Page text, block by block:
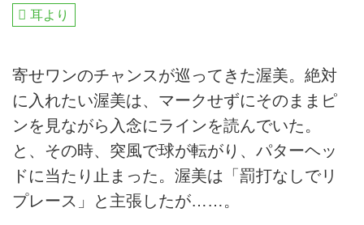
耳より
寄せワンのチャンスが巡ってきた渥美。絶対
に入れたい渥美は、マークせずにそのままピ
ンを見ながら入念にラインを読んでいた。
と、その時、突風で球が転がり、パターヘッ
ドに当たり止まった。渥美は「罰打なしでリ
プレース」と主張したが……。